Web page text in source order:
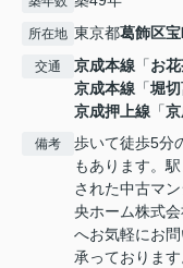
所在地 東京都葛飾区
交通 京成本線 「お
京成本線 「堀
京成押上線 「
備考
歩いて徒歩5分
もあります。
された中古マ
央ホーム株式
へお気軽にお
承っております